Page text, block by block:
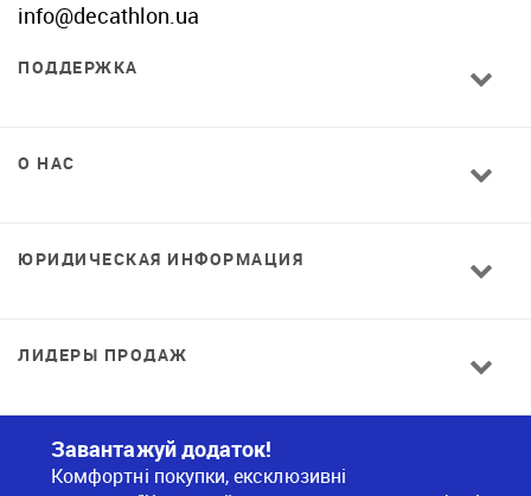
info@decathlon.ua
ПОДДЕРЖКА
О НАС
ЮРИДИЧЕСКАЯ ИНФОРМАЦИЯ
ЛИДЕРЫ ПРОДАЖ
Завантажуй додаток!
Комфортні покупки, ексклюзивні